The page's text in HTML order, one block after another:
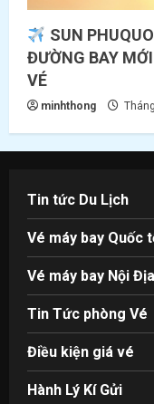
SUN
ĐƯỜNG BAY
VÉ
minhthong
Tin tức Du Lịch
Vé máy bay Quốc
Vé máy bay Nội Địa
Tin Tức phòng Vé
Điều kiện giá vé
Hành Lý Kí Gửi